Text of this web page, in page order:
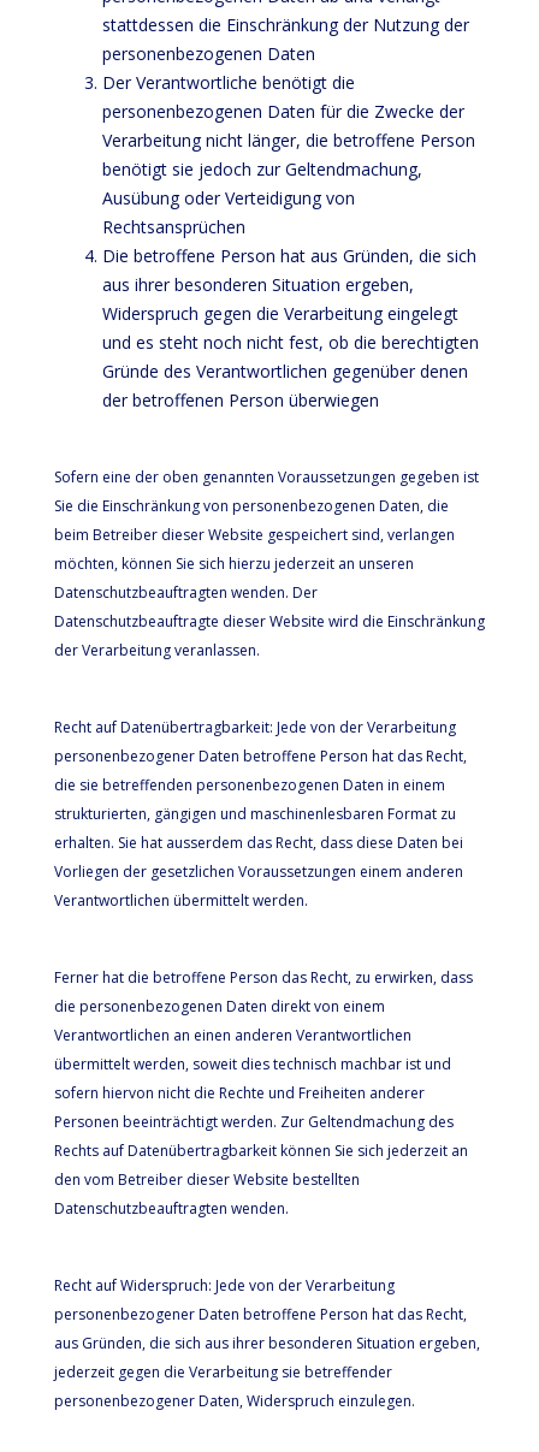
stattdessen die Einschränkung der Nutzung der
personenbezogenen Daten
Der Verantwortliche benötigt die
personenbezogenen Daten für die Zwecke der
Verarbeitung nicht länger, die betroffene Person
benötigt sie jedoch zur Geltendmachung,
Ausübung oder Verteidigung von
Rechtsansprüchen
Die betroffene Person hat aus Gründen, die sich
aus ihrer besonderen Situation ergeben,
Widerspruch gegen die Verarbeitung eingelegt
und es steht noch nicht fest, ob die berechtigten
Gründe des Verantwortlichen gegenüber denen
der betroffenen Person überwiegen
Sofern eine der oben genannten Voraussetzungen gegeben ist
Sie die Einschränkung von personenbezogenen Daten, die
beim Betreiber dieser Website gespeichert sind, verlangen
möchten, können Sie sich hierzu jederzeit an unseren
Datenschutzbeauftragten wenden. Der
Datenschutzbeauftragte dieser Website wird die Einschränkung
der Verarbeitung veranlassen.
Recht auf Datenübertragbarkeit: Jede von der Verarbeitung
personenbezogener Daten betroffene Person hat das Recht,
die sie betreffenden personenbezogenen Daten in einem
strukturierten, gängigen und maschinenlesbaren Format zu
erhalten. Sie hat ausserdem das Recht, dass diese Daten bei
Vorliegen der gesetzlichen Voraussetzungen einem anderen
Verantwortlichen übermittelt werden.
Ferner hat die betroffene Person das Recht, zu erwirken, dass
die personenbezogenen Daten direkt von einem
Verantwortlichen an einen anderen Verantwortlichen
übermittelt werden, soweit dies technisch machbar ist und
sofern hiervon nicht die Rechte und Freiheiten anderer
Personen beeinträchtigt werden. Zur Geltendmachung des
Rechts auf Datenübertragbarkeit können Sie sich jederzeit an
den vom Betreiber dieser Website bestellten
Datenschutzbeauftragten wenden.
Recht auf Widerspruch: Jede von der Verarbeitung
personenbezogener Daten betroffene Person hat das Recht,
aus Gründen, die sich aus ihrer besonderen Situation ergeben,
jederzeit gegen die Verarbeitung sie betreffender
personenbezogener Daten, Widerspruch einzulegen.